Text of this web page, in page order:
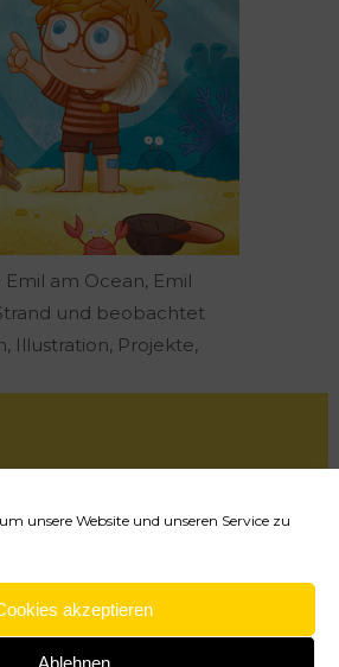
unsere Website und unseren Service zu
akzeptieren
Ablehnen
Emil am Ocean, Emil
und beobachtet
Illustration, Projekte,
Richtlinie (EU)
Impressum